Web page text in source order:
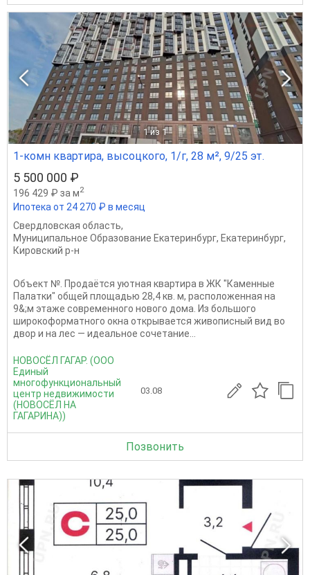
1 из 1
1-комн квартира, высоцкого, 1/г, 28 м², 9/25 эт.
5 500 000 ₽
196 429 ₽ за м2
Ипотека от 24 270 ₽ в месяц
Свердловская область,
Муниципальное Образование Екатеринбург, Екатеринбург,
Кировский р-н
Объект №. Продаётся уютная квартира в ЖК "Каменные
Палатки" общей площадью 28,4 кв. м, расположенная на
9&;м этаже современного нового дома. Из большого
широкоформатного окна открывается живописный вид во
двор и на лес — идеальное сочетание...
НОВОСЁЛ ГАГАР. (ООО
Единый
многофункциональный
центр недвижимости
(НОВОСЁЛ НА
ГАГАРИНА))
03.08
Позвонить